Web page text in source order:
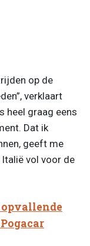
op de
verklaart
heel graag eens
Dat ik
geeft me
vol voor de